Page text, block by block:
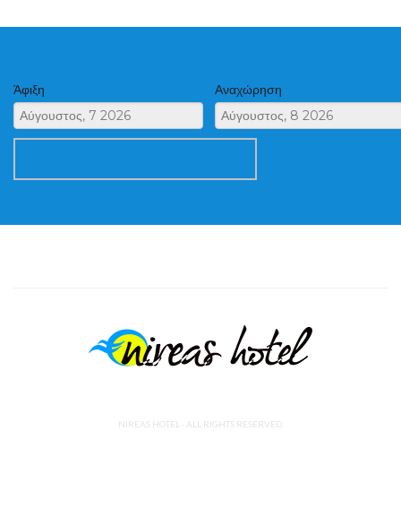
Άφιξη Αναχώρηση
NIREAS HOTEL - ALL RIGHTS RESERVED.